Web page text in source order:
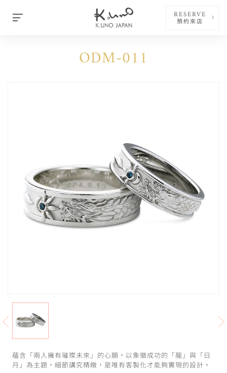
RESERVE
預約來店
ODM-011
蘊含「兩人擁有璀璨未來」的心願，以象徵成功的「龍」與「日
月」為主題，細節講究精緻，是唯有客製化才能夠實現的設計。